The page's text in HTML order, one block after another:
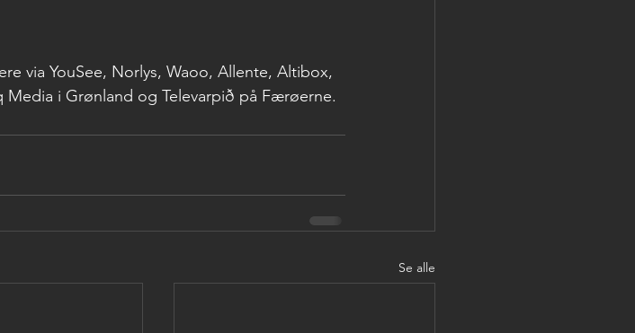
via YouSee, Norlys, Waoo, Allente, Altibox,
i Grønland og Televarpið på Færøerne.
Se alle